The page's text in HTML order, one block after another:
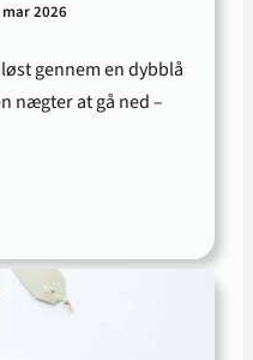
2026
gennem en dybblå
nægter at gå ned –